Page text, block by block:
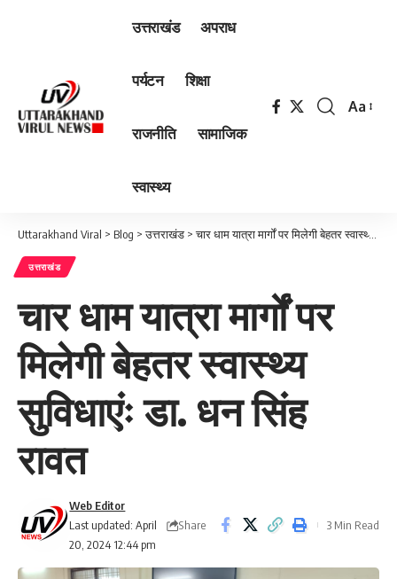
उत्तराखंड अपराध
पर्यटन शिक्षा
राजनीति सामाजिक
स्वास्थ्य
Font
Aa
Uttarakhand Viral > Blog >उत्तराखंड >चार धाम यात्रा मार्गों पर मिलेगी बेहतर स्वास्थ्य सुविधाएंः डा. धन सिंह रावत
उत्तराखंड
चार धाम यात्रा मार्गों पर
मिलेगी बेहतर स्वास्थ्य
सुविधाएंः डा. धन सिंह
रावत
Last updated: April
20, 2024 12:44 pm
Web Editor
Share
3 Min Read